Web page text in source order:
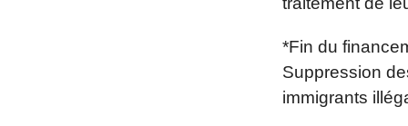
*Fin du
Suppression
immigrants